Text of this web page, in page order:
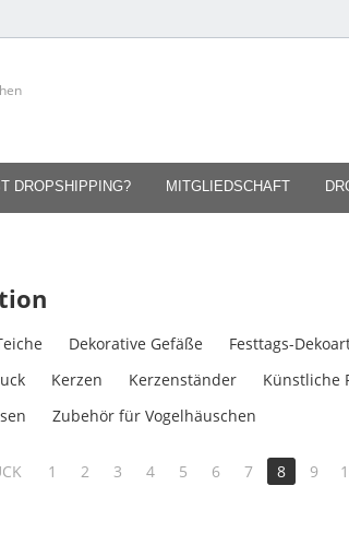
DROPSHIPPING? MITGLIEDSCHAFT
Dekorative Gefäße Festtags-
Kerzen Kerzenständer Künstliche
Zubehör für Vogelhäuschen
1 2 3 4 5 6 7 8 9